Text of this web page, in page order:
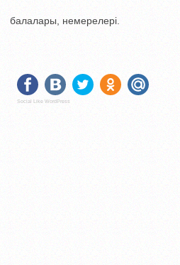
балалары, немерелері.
Social Like WordPress